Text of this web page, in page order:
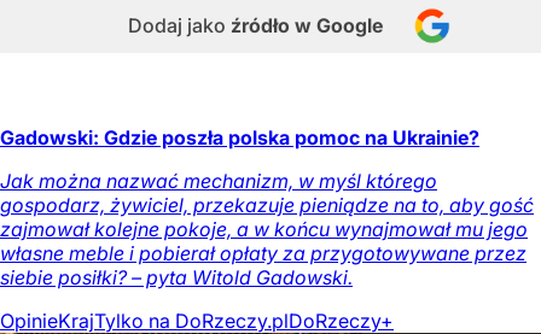
Dodaj jako źródło w Google
Gadowski: Gdzie poszła polska pomoc na Ukrainie?
Jak można nazwać mechanizm, w myśl którego
gospodarz, żywiciel, przekazuje pieniądze na to, aby gość
zajmował kolejne pokoje, a w końcu wynajmował mu jego
własne meble i pobierał opłaty za przygotowywane przez
siebie posiłki? – pyta Witold Gadowski.
OpinieKrajTylko na DoRzeczy.plDoRzeczy+